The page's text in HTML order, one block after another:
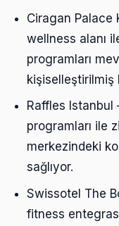
Ciragan Palace
wellness alanı
programları
kişiselleştirilmiş
Raffles
programları ile
merkezindeki
sağlıyor.
Swissotel The
fitness